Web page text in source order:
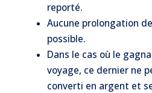
reporté.
Aucune prolongation
possible.
Dans le cas où le
voyage, ce dernier ne
converti en argent et